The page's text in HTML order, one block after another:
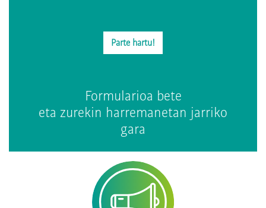
Parte hartu!
Formularioa bete
eta zurekin harremanetan jarriko
gara